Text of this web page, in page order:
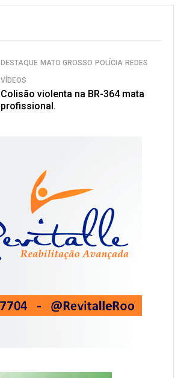
DESTAQUE MATO GROSSO POLÍCIA REDES
VÍDEOS
Colisão violenta na BR-364 mata
profissional.